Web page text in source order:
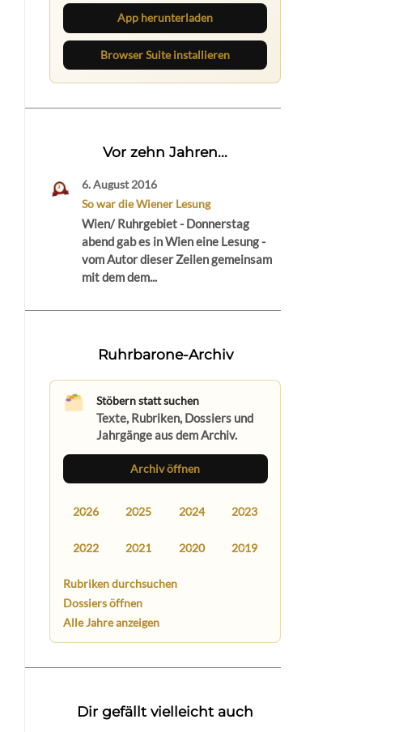
App herunterladen
Browser Suite installieren
Vor zehn Jahren...
6. August 2016
So war die Wiener Lesung
Wien/ Ruhrgebiet - Donnerstag
abend gab es in Wien eine Lesung -
vom Autor dieser Zeilen gemeinsam
mit dem dem...
Ruhrbarone-Archiv
Stöbern statt suchen
Texte, Rubriken, Dossiers und
Jahrgänge aus dem Archiv.
Archiv öffnen
2026 2025 2024 2023
2022 2021 2020 2019
Rubriken durchsuchen
Dossiers öffnen
Alle Jahre anzeigen
Dir gefällt vielleicht auch